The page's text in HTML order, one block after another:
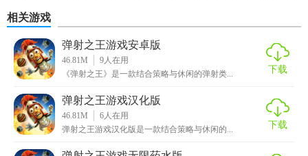
度和挑战。
4. 道具系统：提供各种道具，如炸弹、加速箭等，帮助玩家
更好地应对挑战。
5. 排行榜系统：记录玩家的成绩和排名，激励玩家挑战自
我。
相关游戏
弹射之王游戏安卓版
46.81M 9人在用
《弹射之王》是一款结合策略与休闲的弹射类...
下载
弹射之王游戏汉化版
46.81M 6人在用
弹射之王游戏汉化版是一款结合策略与休闲的...
下载